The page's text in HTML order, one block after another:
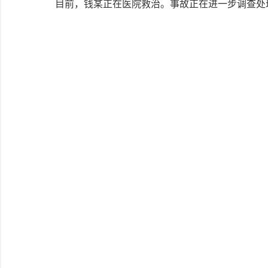
目前，钱某正在医院救治。事故正在进一步调查处